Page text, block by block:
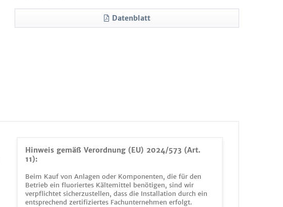
Datenblatt
Hinweis gemäß Verordnung (EU) 2024/573 (Art.
11):
Beim Kauf von Anlagen oder Komponenten, die für den
Betrieb ein fluoriertes Kältemittel benötigen, sind wir
verpflichtet sicherzustellen, dass die Installation durch ein
entsprechend zertifiziertes Fachunternehmen erfolgt.